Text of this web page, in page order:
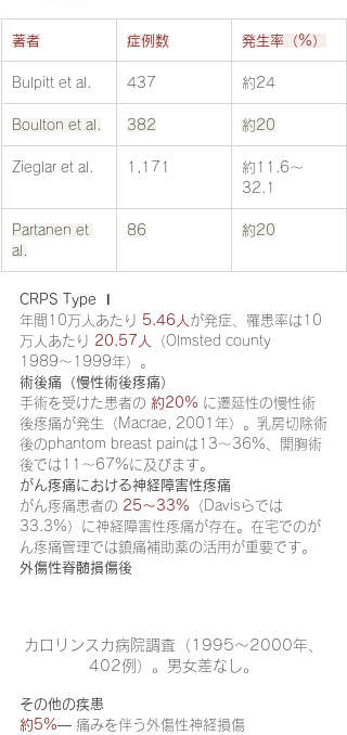
著者 症例数 発生率（%）
Bulpitt et al. 437 約24
Boulton et al. 382 約20
Zieglar et al. 1,171
約11.6〜
32.1
Partanen et
al.
86 約20
CRPS Type Ⅰ
年間10万人あたり 5.46人 が発症、罹患率は10
万人あたり 20.57人
（Olmsted county
1989〜1999年）。
術後痛（慢性術後疼痛）
手術を受けた患者の 約20% に遷延性の慢性術
後疼痛が発生（Macrae, 2001年）。乳房切除術
後のphantom breast painは13〜36%、開胸術
後では11〜67%に及びます。
がん疼痛における神経障害性疼痛
がん疼痛患者の 25〜33% （Davisらでは
33.3%）に神経障害性疼痛が存在。在宅でのが
ん疼痛管理では鎮痛補助薬の活用が重要です。
外傷性脊髄損傷後
カロリンスカ病院調査（1995〜2000年、
402例）。男女差なし。
その他の疾患
約5%— 痛みを伴う外傷性神経損傷